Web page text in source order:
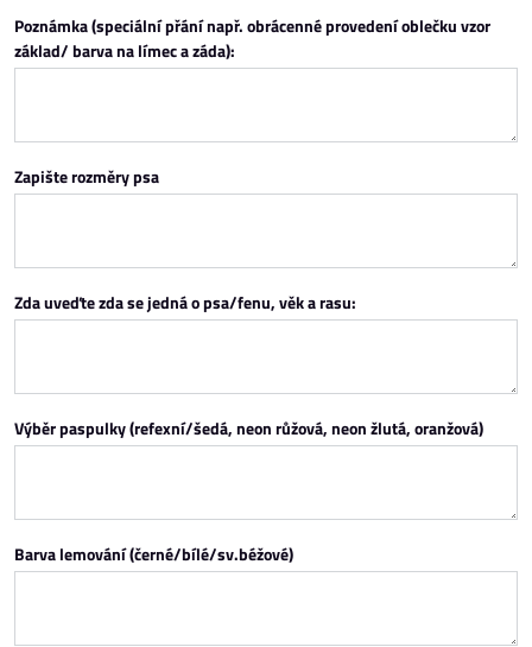
Poznámka (speciální přání např. obrácenné provedení oblečku vzor
základ/ barva na límec a záda):
Zapište rozměry psa
Zda uveďte zda se jedná o psa/fenu, věk a rasu:
Výběr paspulky (refexní/šedá, neon růžová, neon žlutá, oranžová)
Barva lemování (černé/bílé/sv.béžové)